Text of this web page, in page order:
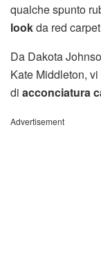
qualche spunto
lookda red
Da Dakota
Kate Middleton,
di acconciatura
Advertisement